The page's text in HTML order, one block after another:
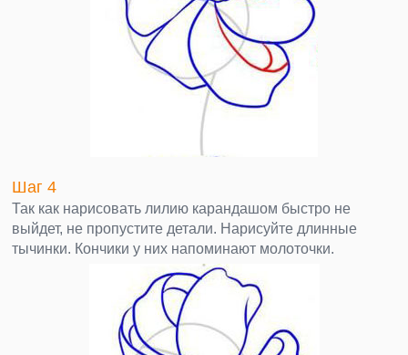
Шаг 4
Так как нарисовать лилию карандашом быстро не
выйдет, не пропустите детали. Нарисуйте длинные
тычинки. Кончики у них напоминают молоточки.